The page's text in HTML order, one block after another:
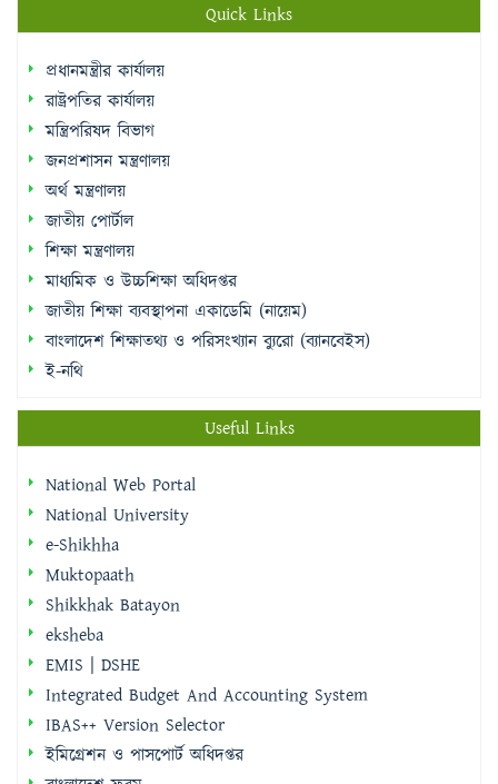
Quick Links
প্রধানমন্ত্রীর কার্যালয়
রাষ্ট্রপতির কার্যালয়
মন্ত্রিপরিষদ বিভাগ
জনপ্রশাসন মন্ত্রণালয়
অর্থ মন্ত্রণালয়
জাতীয় পোর্টাল
শিক্ষা মন্ত্রণালয়
মাধ্যমিক ও উচ্চশিক্ষা অধিদপ্তর
জাতীয় শিক্ষা ব্যবস্থাপনা একাডেমি (নায়েম)
বাংলাদেশ শিক্ষাতথ্য ও পরিসংখ্যান ব্যুরো (ব্যানবেইস)
ই-নথি
Useful Links
National Web Portal
National University
e-Shikhha
Muktopaath
Shikkhak Batayon
eksheba
EMIS | DSHE
Integrated Budget And Accounting System
IBAS++ Version Selector
ইমিগ্রেশন ও পাসপোর্ট অধিদপ্তর